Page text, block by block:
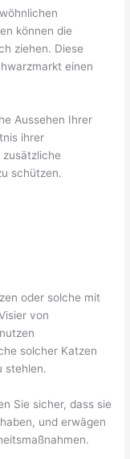
können die
ziehen. Diese
einen
Aussehen Ihrer
ihrer
schützen.
oder solche mit
von
solcher Katzen
stehlen.
Sie sicher, dass sie
und erwägen